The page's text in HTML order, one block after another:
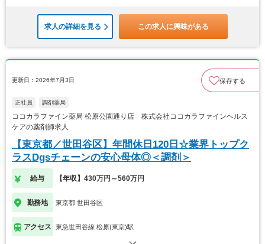
求人の詳細を見る この求人に興味がある
更新日：2026年7月3日 保存する
正社員 調剤薬局
ココカラファイン薬局 松原公園通り店 株式会社ココカラファインヘルス
ケアの薬剤師求人
【東京都／世田谷区】年間休日120日☆業界トップク
ラスDgsチェーンの安心母体◎＜調剤＞
給与 【年収】430万円～560万円
勤務地 東京都 世田谷区
アクセス 東急世田谷線 松原(東京)駅